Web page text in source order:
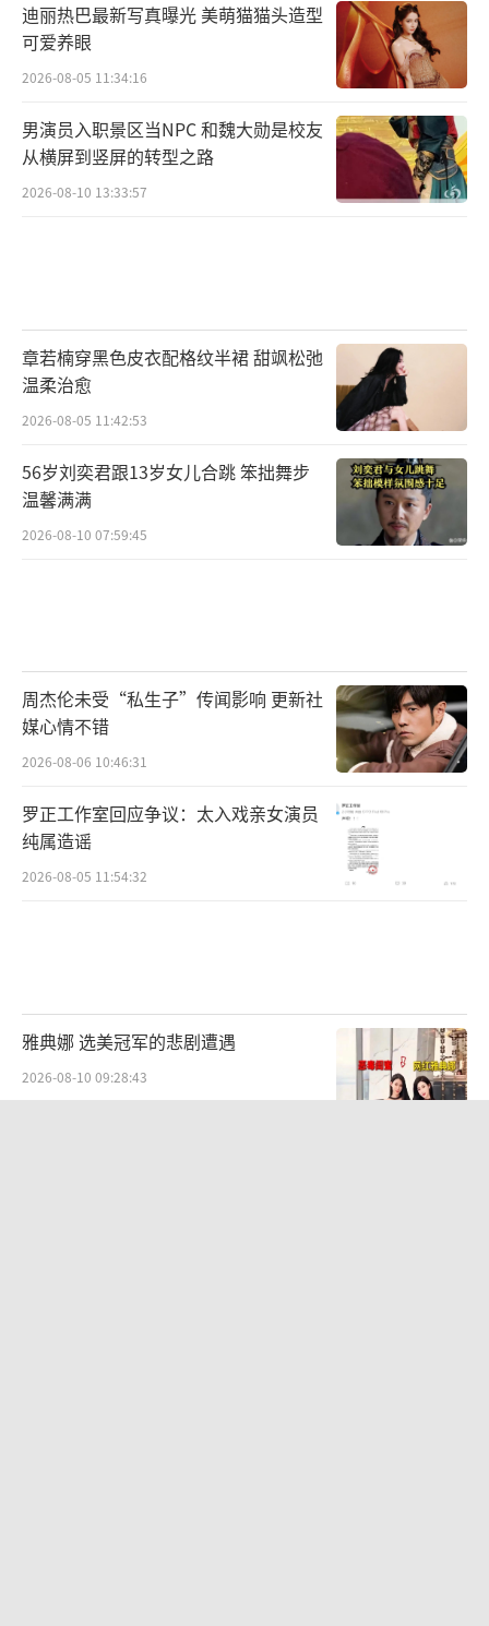
迪丽热巴最新写真曝光 美萌猫猫头造型
可爱养眼
2026-08-05 11:34:16
男演员入职景区当NPC 和魏大勋是校友
从横屏到竖屏的转型之路
2026-08-10 13:33:57
章若楠穿黑色皮衣配格纹半裙 甜飒松弛
温柔治愈
2026-08-05 11:42:53
56岁刘奕君跟13岁女儿合跳 笨拙舞步
温馨满满
2026-08-10 07:59:45
周杰伦未受“私生子”传闻影响 更新社
媒心情不错
2026-08-06 10:46:31
罗正工作室回应争议：太入戏亲女演员
纯属造谣
2026-08-05 11:54:32
雅典娜 选美冠军的悲剧遭遇
2026-08-10 09:28:43